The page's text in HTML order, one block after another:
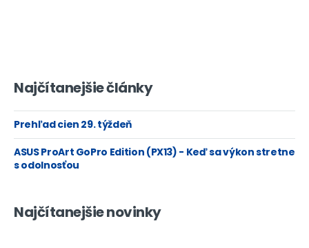
Najčítanejšie články
Prehľad cien 29. týždeň
ASUS ProArt GoPro Edition (PX13) - Keď sa výkon stretne
s odolnosťou
Najčítanejšie novinky